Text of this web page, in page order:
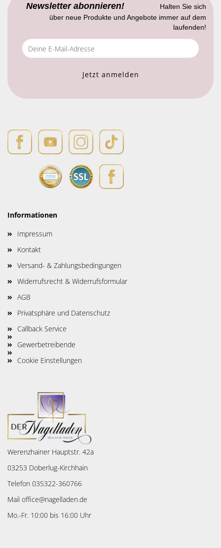
Newsletter abonnieren!
Halten Sie sich
über neue Produkte und Angebote immer auf dem
laufenden!
Informationen
Impressum
Kontakt
Versand- & Zahlungsbedingungen
Widerrufsrecht & Widerrufsformular
AGB
Privatsphäre und Datenschutz
Callback Service
Gewerbetreibende
Cookie Einstellungen
Werenzhainer Hauptstr. 42a
03253 Doberlug-Kirchhain
Telefon 035322-360766
Mail office@nagelladen.de
Mo.-Fr. 10:00 bis 16:00 Uhr